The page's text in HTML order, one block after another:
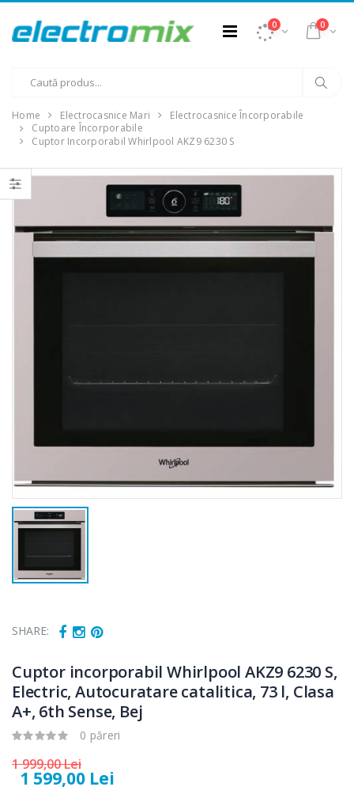
0 0
Home Electrocasnice Mari
Electrocasnice Încorporabile
Cuptoare Încorporabile
Cuptor Incorporabil Whirlpool AKZ9 6230 S
SHARE:
Cuptor incorporabil Whirlpool AKZ9 6230 S,
Electric, Autocuratare catalitica, 73 l, Clasa
A+, 6th Sense, Bej
0 păreri
1 999,00 Lei
1 599,00 Lei